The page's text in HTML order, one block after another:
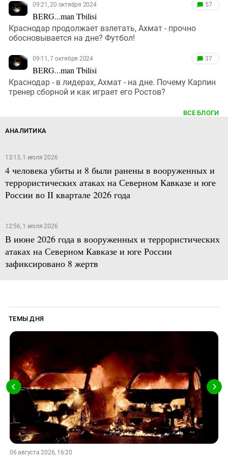
09:21, 20 октября 2024
BERG...man Tbilisi
57
Краснодар продолжает взлетать, Ахмат - прочно
обосновывается на дне? Футбол!
09:11, 7 октября 2024
BERG...man Tbilisi
37
Краснодар - в лидерах, Ахмат - на дне. Почему Карпин
тренер сборной и как играет его Ростов?
ВСЕ БЛОГИ
АНАЛИТИКА
13:13, 1 июля 2026
4 человека убиты и 8 были ранены в вооруженных и
террористических атаках на Северном Кавказе и юге
России во II квартале 2026 года
12:56, 1 июля 2026
В июне 2026 года в вооруженных и террористических
атаках на Северном Кавказе и юге России
зафиксировано 8 жертв
ТЕМЫ ДНЯ
06 августа 2026, 16:20